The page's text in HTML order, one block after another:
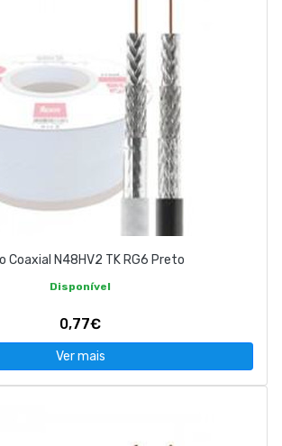
Coaxial N48HV2 TK RG6 Preto
Disponível
0,77€
Ver mais